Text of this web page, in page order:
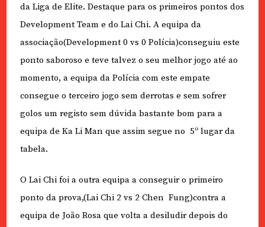
da Liga de Elite. Destaque para os primeiros pontos dos
Development Team e do Lai Chi. A equipa da
associação(Development 0 vs 0 Polícia)conseguiu este
ponto saboroso e teve talvez o seu melhor jogo até ao
momento, a equipa da Polícia com este empate
consegue o terceiro jogo sem derrotas e sem sofrer
golos um registo sem dúvida bastante bom para a
equipa de Ka Li Man que assim segue no 5º lugar da
tabela.
O Lai Chi foi a outra equipa a conseguir o primeiro
ponto da prova,(Lai Chi 2 vs 2 Chen Fung)contra a
equipa de João Rosa que volta a desiludir depois do